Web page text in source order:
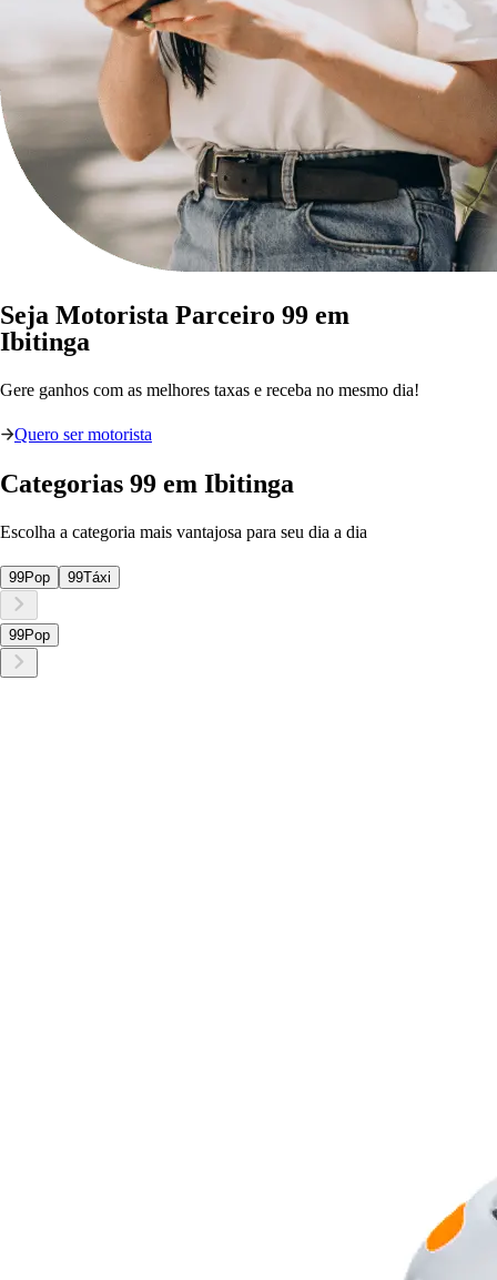
Seja Motorista Parceiro 99 em
Ibitinga
Gere ganhos com as melhores taxas e receba no mesmo dia!
Quero ser motorista
Categorias 99 em Ibitinga
Escolha a categoria mais vantajosa para seu dia a dia
99Pop 99Táxi
99Pop